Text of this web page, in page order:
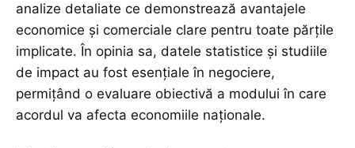
analize detaliate ce demonstrează avantajele
economice și comerciale clare pentru toate părțile
implicate. În opinia sa, datele statistice și studiile
de impact au fost esențiale în negociere,
permițând o evaluare obiectivă a modului în care
acordul va afecta economiile naționale.